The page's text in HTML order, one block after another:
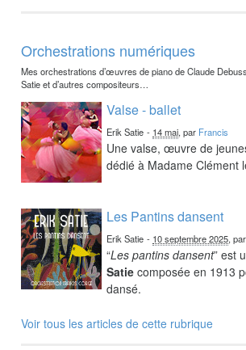
Orchestrations numériques
Mes orchestrations d’œuvres de piano de Claude
Satie et d’autres compositeurs…
Valse - ballet
Erik Satie - 14 mai, par Francis
Une valse, œuvre de
dédié à Madame Clément
Les Pantins dansent
Erik Satie - 10 septembre 2025, par
“Les pantins dansent” est
Satie composée en 1913
dansé.
Voir tous les articles de cette rubrique